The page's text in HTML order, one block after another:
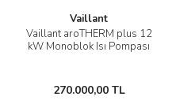
Vaillant
Vaillant aroTHERM plus 12
kW Monoblok Isı Pompası
270.000,00 TL